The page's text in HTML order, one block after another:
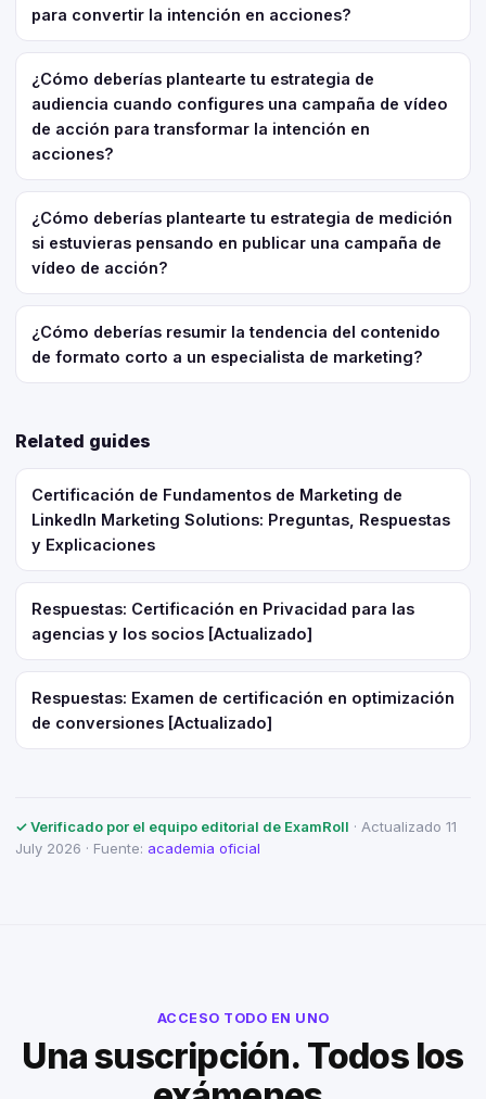
para convertir la intención en acciones?
¿Cómo deberías plantearte tu estrategia de
audiencia cuando configures una campaña de vídeo
de acción para transformar la intención en
acciones?
¿Cómo deberías plantearte tu estrategia de medición
si estuvieras pensando en publicar una campaña de
vídeo de acción?
¿Cómo deberías resumir la tendencia del contenido
de formato corto a un especialista de marketing?
Related guides
Certificación de Fundamentos de Marketing de
LinkedIn Marketing Solutions: Preguntas, Respuestas
y Explicaciones
Respuestas: Certificación en Privacidad para las
agencias y los socios [Actualizado]
Respuestas: Examen de certificación en optimización
de conversiones [Actualizado]
✓ Verificado por el equipo editorial de ExamRoll · Actualizado 11
July 2026 · Fuente: academia oficial
ACCESO TODO EN UNO
Una suscripción. Todos los